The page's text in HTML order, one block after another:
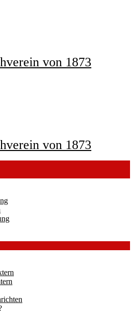
von 1873
von 1873